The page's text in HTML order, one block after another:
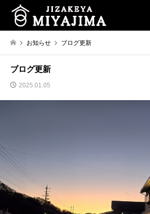
お知らせ ブログ更新
ブログ更新
2025.01.05